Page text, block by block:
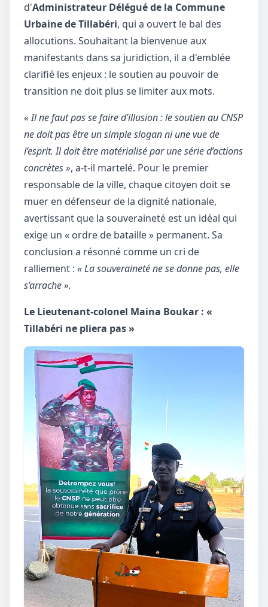
d'Administrateur Délégué de la Commune
Urbaine de Tillabéri, qui a ouvert le bal des
allocutions. Souhaitant la bienvenue aux
manifestants dans sa juridiction, il a d'emblée
clarifié les enjeux : le soutien au pouvoir de
transition ne doit plus se limiter aux mots.
« Il ne faut pas se faire d’illusion : le soutien au CNSP
ne doit pas être un simple slogan ni une vue de
l’esprit. Il doit être matérialisé par une série d’actions
concrètes », a-t-il martelé. Pour le premier
responsable de la ville, chaque citoyen doit se
muer en défenseur de la dignité nationale,
avertissant que la souveraineté est un idéal qui
exige un « ordre de bataille » permanent. Sa
conclusion a résonné comme un cri de
ralliement : « La souveraineté ne se donne pas, elle
s’arrache ».
Le Lieutenant-colonel Maina Boukar : «
Tillabéri ne pliera pas »